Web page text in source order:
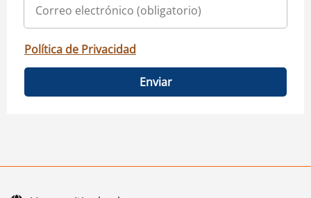
Política de Privacidad
Enviar